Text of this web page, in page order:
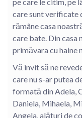
care sunt verificate
rămâne casa
care bate. Din casa
primăvara cu haine
Vă invit să ne
care nu s-ar putea
formată din Adela,
Daniela, Mihaela,
Angela, alături de